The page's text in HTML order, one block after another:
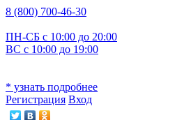
8 (800) 700-46-30
ПН-СБ с 10:00 до 20:00
ВС с 10:00 до 19:00
* узнать подробнее
Регистрация Вход